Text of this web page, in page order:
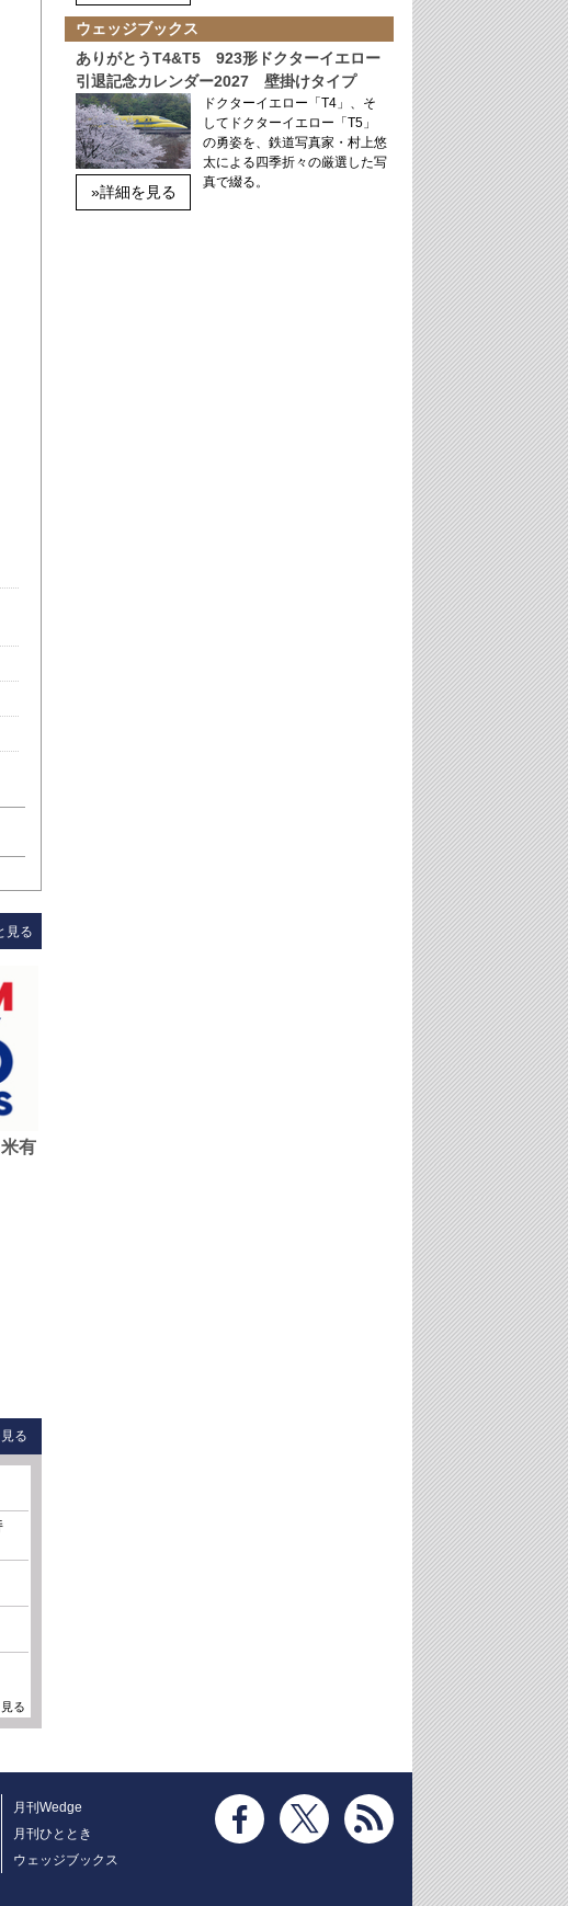
見る
有
る
る
ウェッジブックス
ありがとうT4&T5 923形ドクターイエロー
引退記念カレンダー2027 壁掛けタイプ
»詳細を見る
ドクターイエロー「T4」、そ
してドクターイエロー「T5」
の勇姿を、鉄道写真家・村上悠
太による四季折々の厳選した写
真で綴る。
月刊Wedge
月刊ひととき
ウェッジブックス